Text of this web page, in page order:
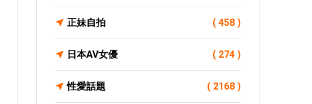
正妹自拍 ( 458 )
日本AV女優 ( 274 )
性愛話題 ( 2168 )